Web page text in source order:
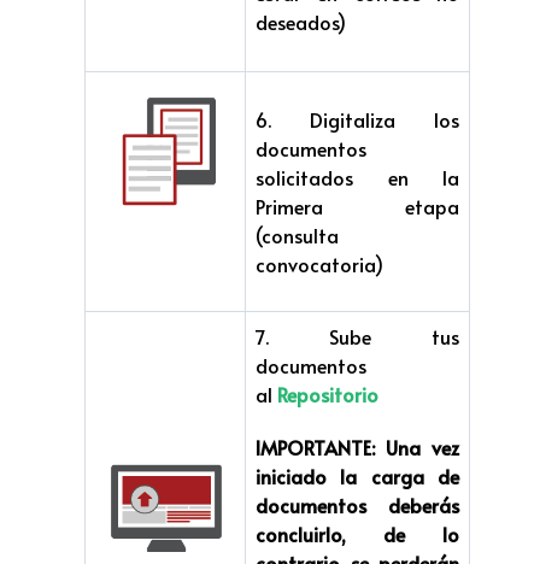
deseados)
6. Digitaliza los
documentos
solicitados en la
Primera etapa
(consulta
convocatoria)
7. Sube tus
documentos
al Repositorio
IMPORTANTE: Una vez
iniciado la carga de
documentos deberás
concluirlo, de lo